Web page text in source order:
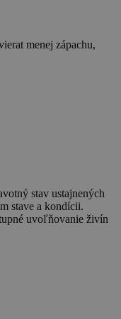
menej zápachu,
stav ustajnených
stave a kondícii.
uvoľňovanie živín